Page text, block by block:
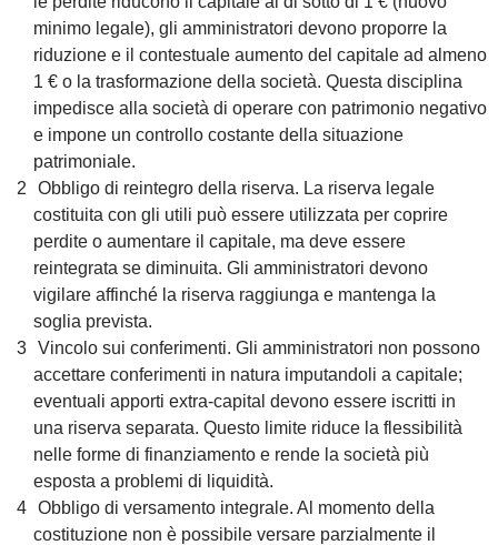
minimo legale), gli amministratori devono proporre la
riduzione e il contestuale aumento del capitale ad almeno
1 € o la trasformazione della società. Questa disciplina
impedisce alla società di operare con patrimonio negativo
e impone un controllo costante della situazione
patrimoniale.
Obbligo di reintegro della riserva. La riserva legale
costituita con gli utili può essere utilizzata per coprire
perdite o aumentare il capitale, ma deve essere
reintegrata se diminuita. Gli amministratori devono
vigilare affinché la riserva raggiunga e mantenga la
soglia prevista.
Vincolo sui conferimenti. Gli amministratori non possono
accettare conferimenti in natura imputandoli a capitale;
eventuali apporti extra‐capital devono essere iscritti in
una riserva separata. Questo limite riduce la flessibilità
nelle forme di finanziamento e rende la società più
esposta a problemi di liquidità.
Obbligo di versamento integrale. Al momento della
costituzione non è possibile versare parzialmente il